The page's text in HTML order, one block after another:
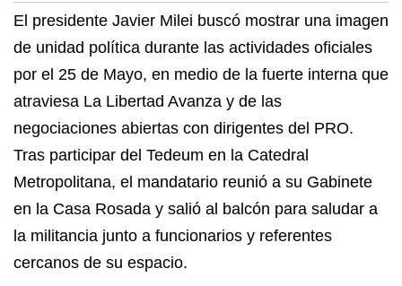
El presidente Javier Milei buscó mostrar una imagen
de unidad política durante las actividades oficiales
por el 25 de Mayo, en medio de la fuerte interna que
atraviesa La Libertad Avanza y de las
negociaciones abiertas con dirigentes del PRO.
Tras participar del Tedeum en la Catedral
Metropolitana, el mandatario reunió a su Gabinete
en la Casa Rosada y salió al balcón para saludar a
la militancia junto a funcionarios y referentes
cercanos de su espacio.